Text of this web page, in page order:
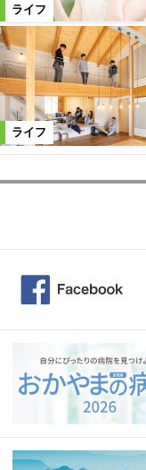
ライフ
ライフ